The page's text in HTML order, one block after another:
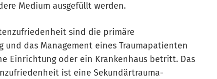
Medium ausgefüllt werden.
sind die primäre
das Management eines Traumapatienten
Einrichtung oder ein Krankenhaus betritt. Das
ist eine Sekundärtrauma-